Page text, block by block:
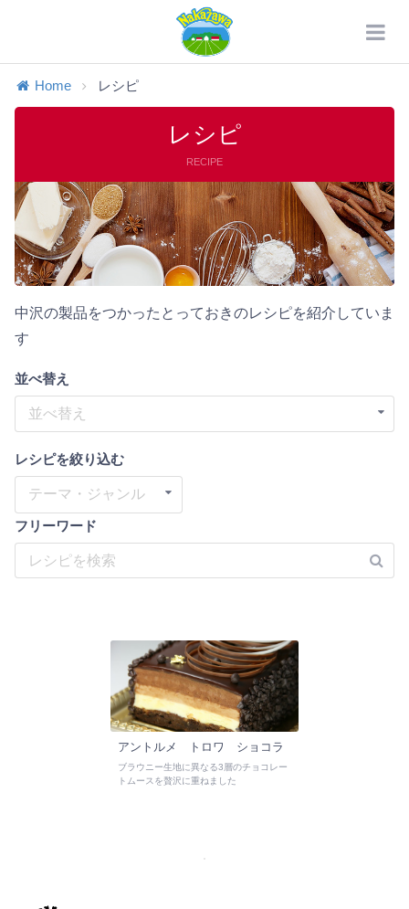
Home レシピ
レシピ
RECIPE
中沢の製品をつかったとっておきのレシピを紹介していま
す
並べ替え
並べ替え
レシピを絞り込む
テーマ・ジャンル
フリーワード
アントルメ トロワ ショコラ
ブラウニー生地に異なる3層のチョコレー
トムースを贅沢に重ねました